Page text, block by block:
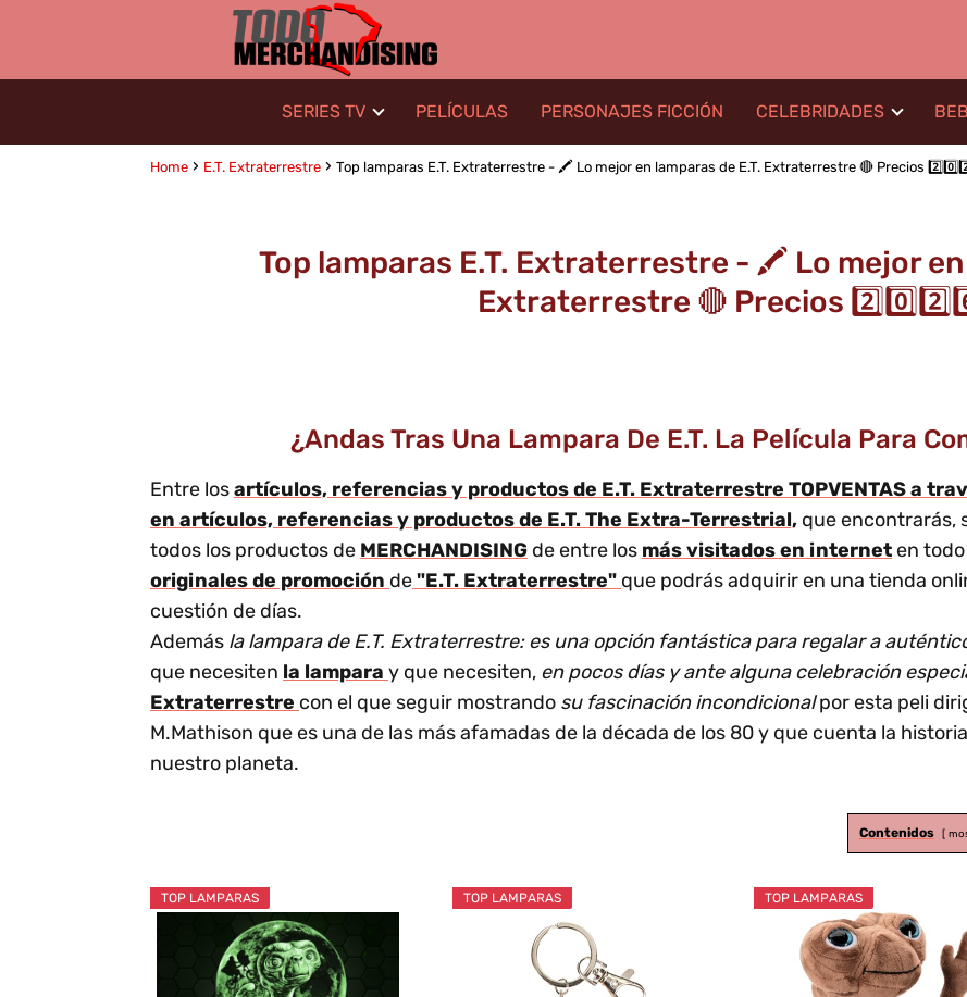
SERIES TV PELÍCULAS PERSONAJES FICCIÓN CELEBRIDADES
Home E.T. Extraterrestre Top lamparas E.T. Extraterrestre - 🖍️ Lo mejor en lamparas de E.T. Extraterrestre 🔴 Precios
Top lamparas E.T. Extraterrestre - 🖍️ Lo mejor en
Extraterrestre 🔴 Precios
¿Andas Tras Una Lampara De E.T. La Película Para
Entre losartículos, referencias y productos de E.T. Extraterrestre TOPVENTAS a
en artículos, referencias y productos de E.T. The Extra-Terrestrial, que encontrarás,
todos los productos de MERCHANDISING de entre los más visitados en interneten
originales de promoción de"E.T. Extraterrestre" que podrás adquirir en una tienda
cuestión de días.
Además la lampara de E.T. Extraterrestre: es una opción fantástica para regalar a
que necesiten la lampara y que necesiten, en pocos días y ante alguna celebración
Extraterrestre con el que seguir mostrando su fascinación incondicionalpor esta peli
M.Mathison que es una de las más afamadas de la década de los 80 y que cuenta la
nuestro planeta.
Contenidos
TOP LAMPARAS TOP LAMPARAS TOP LAMPARAS